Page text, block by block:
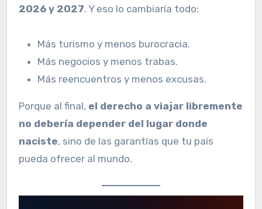
2026 y 2027. Y eso lo cambiaría todo:
Más turismo y menos burocracia.
Más negocios y menos trabas.
Más reencuentros y menos excusas.
Porque al final, el derecho a viajar libremente
no debería depender del lugar donde
naciste, sino de las garantías que tu país
pueda ofrecer al mundo.